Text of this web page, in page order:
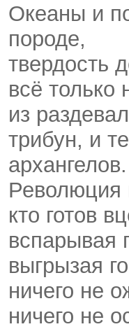
Океаны и
породе,
твердость
всё только
из
трибун, и
архангелов.
Революция
кто готов
вспарывая
выгрызая
ничего не
ничего не